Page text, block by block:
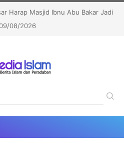
HUT RI Jangan Jadi Ajang Judi
dan Kampanye LGBT
08/2026